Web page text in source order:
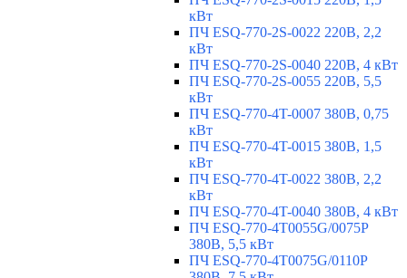
кВт
ПЧ ESQ-770-2S-0022 220В, 2,2
кВт
ПЧ ESQ-770-2S-0040 220В, 4 кВт
ПЧ ESQ-770-2S-0055 220В, 5,5
кВт
ПЧ ESQ-770-4T-0007 380В, 0,75
кВт
ПЧ ESQ-770-4T-0015 380В, 1,5
кВт
ПЧ ESQ-770-4T-0022 380В, 2,2
кВт
ПЧ ESQ-770-4T-0040 380В, 4 кВт
ПЧ ESQ-770-4T0055G/0075P
380В, 5,5 кВт
ПЧ ESQ-770-4T0075G/0110P